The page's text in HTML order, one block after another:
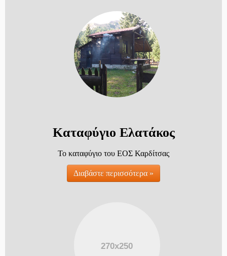
Καταφύγιο Ελατάκος
Το καταφύγιο του ΕΟΣ Καρδίτσας
Διαβάστε περισσότερα »